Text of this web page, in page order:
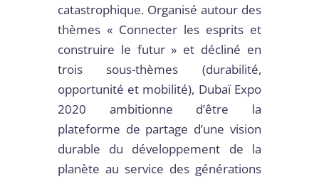
catastrophique. Organisé autour des
thèmes « Connecter les esprits et
construire le futur » et décliné en
trois sous-thèmes (durabilité,
opportunité et mobilité), Dubaï Expo
2020 ambitionne d’être la
plateforme de partage d’une vision
durable du développement de la
planète au service des générations